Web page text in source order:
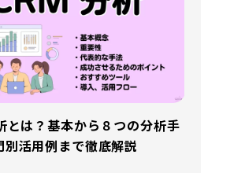
とは？基本から８つの分析手
別活用例まで徹底解説